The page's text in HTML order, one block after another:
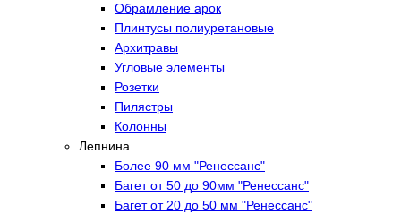
Обрамление арок
Плинтусы полиуретановые
Архитравы
Угловые элементы
Розетки
Пилястры
Колонны
Лепнина
Более 90 мм "Ренессанс"
Багет от 50 до 90мм "Ренессанс"
Багет от 20 до 50 мм "Ренессанс"